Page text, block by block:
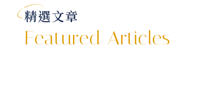
精選文章
Featured Articles